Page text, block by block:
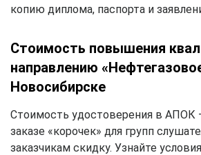
копию диплома, паспорта и
Стоимость повышения
направлению
Новосибирске
Стоимость удостоверения в АПОК
заказе «корочек» для групп
заказчикам скидку. Узнайте